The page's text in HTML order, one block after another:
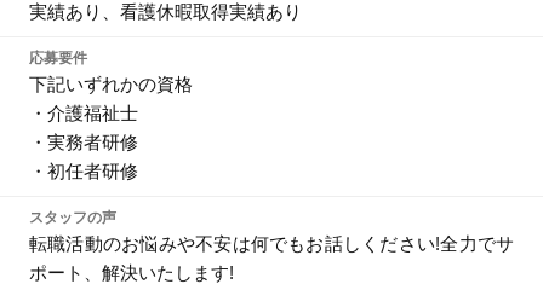
実績あり、看護休暇取得実績あり
応募要件
下記いずれかの資格
・介護福祉士
・実務者研修
・初任者研修
スタッフの声
転職活動のお悩みや不安は何でもお話しください!全力でサ
ポート、解決いたします!